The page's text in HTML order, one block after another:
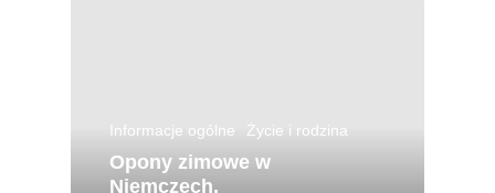
Informacje ogólne Życie i rodzina
Opony zimowe w
Niemczech.